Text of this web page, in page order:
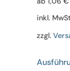
inkl.
zzgl.